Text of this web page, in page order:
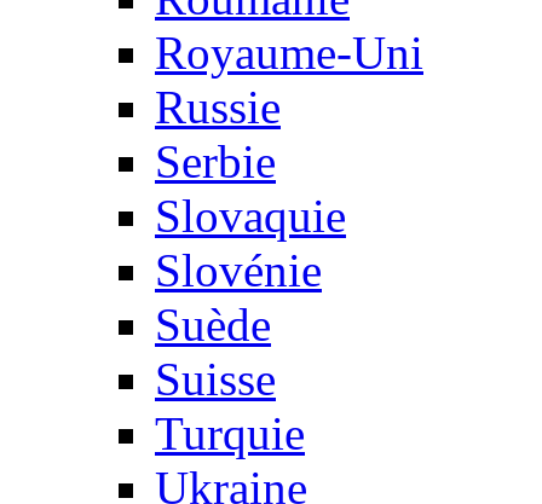
Royaume-Uni
Russie
Serbie
Slovaquie
Slovénie
Suède
Suisse
Turquie
Ukraine